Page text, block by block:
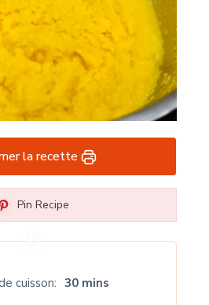
la recette
Pin Recipe
cuisson
30 mins